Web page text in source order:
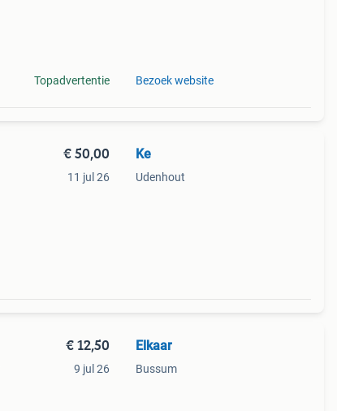
Topadvertentie Bezoek website
€ 50,00
11 jul 26
Ke
Udenhout
€ 12,50
9 jul 26
Elkaar
Bussum